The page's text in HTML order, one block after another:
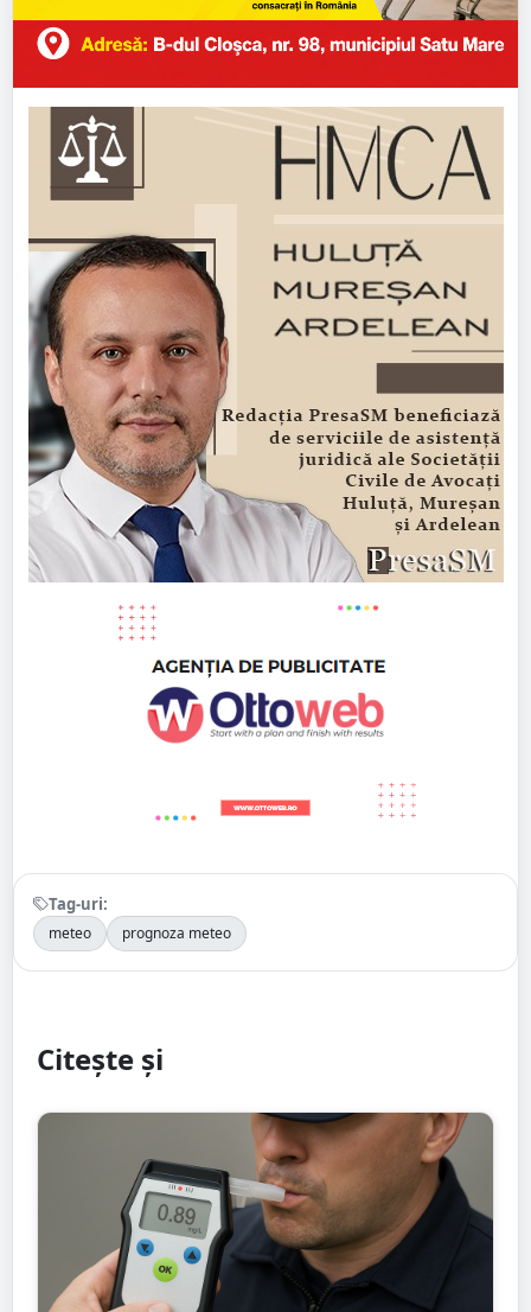
Tag-uri:
meteo prognoza meteo
Citește și